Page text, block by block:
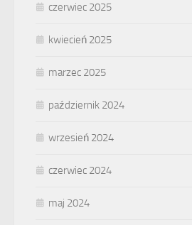
czerwiec 2025
kwiecień 2025
marzec 2025
październik 2024
wrzesień 2024
czerwiec 2024
maj 2024